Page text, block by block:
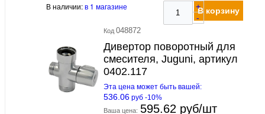
В наличии:в 1 магазине
+
-
В корзину
Код 048872
Дивертор поворотный для
смесителя, Juguni, артикул
0402.117
Эта цена может быть вашей:
536.06 руб -10%
Ваша цена: 595.62 руб/шт